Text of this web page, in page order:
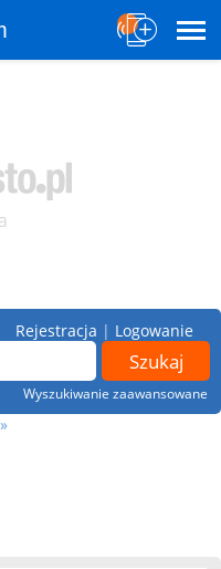
Wyszukiwanie zaawansowane
Rejestracja | Logowanie
»